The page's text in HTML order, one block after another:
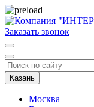
Заказать звонок
Казань
Москва